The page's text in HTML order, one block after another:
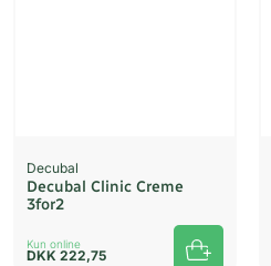
Decubal
Decubal Clinic Creme
3for2
Kun online
DKK 222,75